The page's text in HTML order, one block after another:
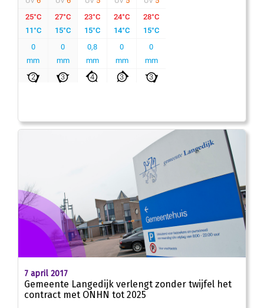
7 april 2017
Gemeente Langedijk verlengt zonder twijfel het
contract met ONHN tot 2025